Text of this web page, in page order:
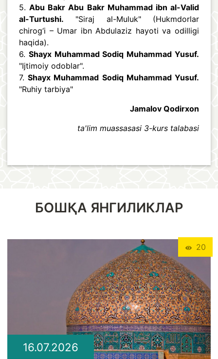
5.Abu Bakr Abu Bakr Muhammad ibn al-Valid
al-Turtushi. "Siraj al-Muluk" (Hukmdorlar
chirog‘i – Umar ibn Abdulaziz hayoti va odilligi
haqida).
6. Shayx Muhammad Sodiq Muhammad Yusuf.
"Ijtimoiy odoblar".
7.Shayx Muhammad Sodiq Muhammad Yusuf.
"Ruhiy tarbiya"
Jamalov Qodirxon
ta'lim muassasasi 3-kurs talabasi
БОШҚА ЯНГИЛИКЛАР
20
16.07.2026